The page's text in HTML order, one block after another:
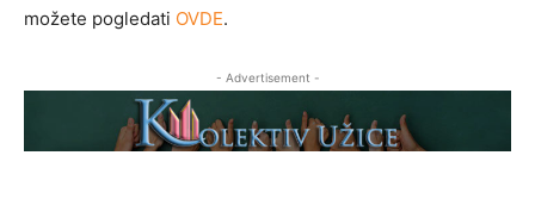
možete pogledati OVDE.
- Advertisement -